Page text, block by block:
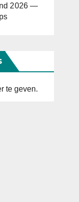
2026 —
te geven.